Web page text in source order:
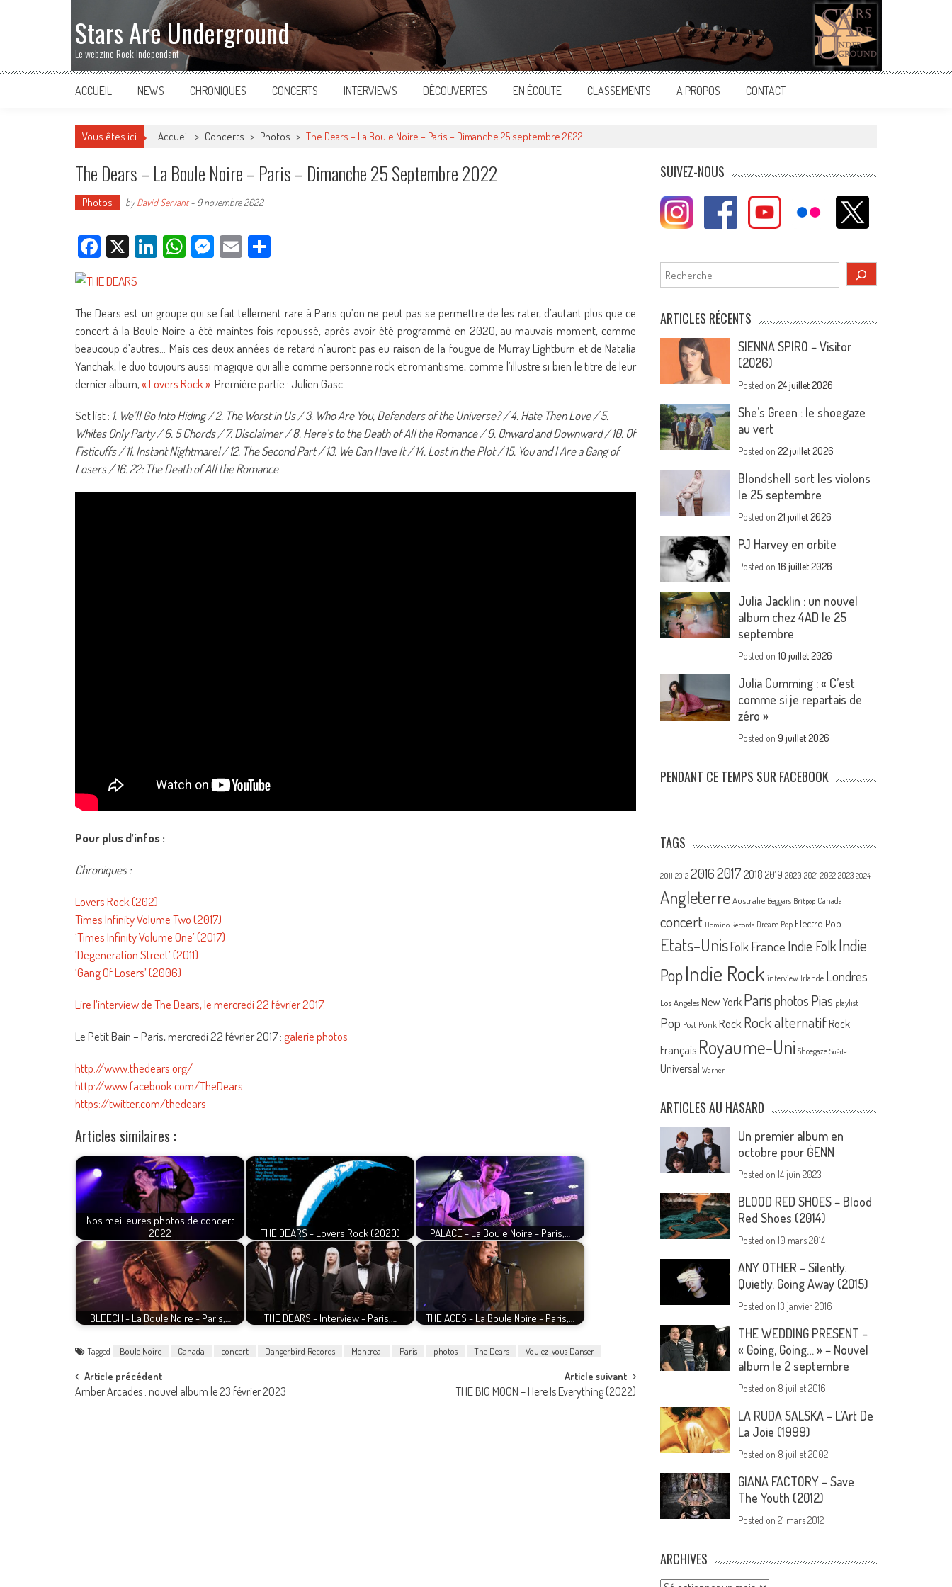
Stars Are Underground
Le webzine Rock Indépendant
ACCUEIL NEWS CHRONIQUES CONCERTS INTERVIEWS DÉCOUVERTES EN ÉCOUTE CLASSEMENTS A PROPOS CONTACT
Vous êtes ici Accueil > Concerts > Photos > The Dears – La Boule Noire – Paris – Dimanche 25 septembre 2022
The Dears – La Boule Noire – Paris – Dimanche 25 Septembre 2022
Photos byDavid Servant- 9 novembre 2022
Facebook
X LinkedIn
WhatsApp
Messenger
Email
The Dears est un groupe qui se fait tellement rare à Paris qu’on ne peut pas se permettre de les rater, d’autant plus que ce
concert à la Boule Noire a été maintes fois repoussé, après avoir été programmé en 2020, au mauvais moment, comme
beaucoup d’autres… Mais ces deux années de retard n’auront pas eu raison de la fougue de Murray Lightburn et de Natalia
Yanchak, le duo toujours aussi magique qui allie comme personne rock et romantisme, comme l’illustre si bien le titre de leur
dernier album,« Lovers Rock » . Première partie : Julien Gasc
Set list : 1. We’ll Go Into Hiding / 2. The Worst in Us / 3. Who Are You, Defenders of the Universe? / 4. Hate Then Love / 5.
Whites Only Party / 6. 5 Chords / 7. Disclaimer / 8. Here’s to the Death of All the Romance / 9. Onward and Downward / 10. Of
Fisticuffs / 11. Instant Nightmare! / 12. The Second Part / 13. We Can Have It / 14. Lost in the Plot / 15. You and I Are a Gang of
Losers / 16. 22: The Death of All the Romance
Pour plus d’infos :
Chroniques :
Lovers Rock (202)
Times Infinity Volume Two (2017)
‘Times Infinity Volume One’ (2017)
‘Degeneration Street’ (2011)
‘Gang Of Losers’ (2006)
Lire l’interview de The Dears, le mercredi 22 février 2017.
Le Petit Bain – Paris, mercredi 22 février 2017 :galerie photos
http://www.thedears.org/
http://www.facebook.com/TheDears
https://twitter.com/thedears
Articles similaires :
Nos meilleures photos de concert
2022
THE DEARS - Lovers Rock (2020) PALACE - La Boule Noire - Paris,…
BLEECH - La Boule Noire - Paris,… THE DEARS - Interview - Paris,… THE ACES - La Boule Noire - Paris,…
Tagged Boule Noire Canada concert Dangerbird Records Montreal Paris photos The Dears Voulez-vous Danser
Post
Article précédent
Amber Arcades : nouvel album le 23 février 2023
Article suivant
THE BIG MOON – Here Is Everything (2022)
SUIVEZ-NOUS
Rechercher
ARTICLES RÉCENTS
SIENNA SPIRO – Visitor
(2026)
Posted on24 juillet 2026
She’s Green : le shoegaze
au vert
Posted on22 juillet 2026
Blondshell sort les violons
le 25 septembre
Posted on21 juillet 2026
PJ Harvey en orbite
Posted on16 juillet 2026
Julia Jacklin : un nouvel
album chez 4AD le 25
septembre
Posted on10 juillet 2026
Julia Cumming : « C’est
comme si je repartais de
zéro »
Posted on9 juillet 2026
PENDANT CE TEMPS SUR FACEBOOK
TAGS
2011 2012 20162017 2018 2019 2020 2021 2022 2023 2024
Angleterre Australie Beggars Britpop Canada
concert Domino Records Dream Pop Electro Pop
Etats-UnisFolk France Indie FolkIndie
PopIndie Rock interview Irlande Londres
Los Angeles New York Parisphotos Pias playlist
Pop Post Punk Rock Rock alternatif Rock
Français Royaume-Uni Shoegaze Suède
Universal Warner
ARTICLES AU HASARD
Un premier album en
octobre pour ĠENN
Posted on14 juin 2023
BLOOD RED SHOES – Blood
Red Shoes (2014)
Posted on10 mars 2014
ANY OTHER – Silently.
Quietly. Going Away (2015)
Posted on13 janvier 2016
THE WEDDING PRESENT –
« Going, Going… » – Nouvel
album le 2 septembre
Posted on 8 juillet 2016
LA RUDA SALSKA – L’Art De
La Joie (1999)
Posted on 8 juillet 2002
GIANA FACTORY – Save
The Youth (2012)
Posted on21 mars 2012
ARCHIVES